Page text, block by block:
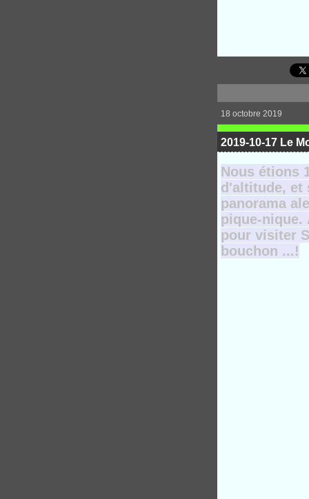
18 octobre 2019
2019-10-17 Le
Nous étions
d'altitude, et
panorama
pique-nique.
pour visiter
bouchon ...!